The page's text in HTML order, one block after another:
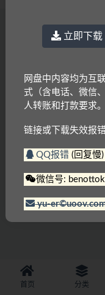
首页 分类
立即下载
网盘中内容均为互
式（含电话、微信
人转账和打款要求。
链接或下载失效报错
QQ报错(回复慢)
微信号:
yu-